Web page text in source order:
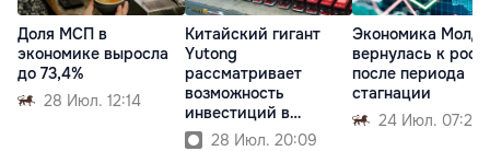
Доля МСП в
экономике выросла
до 73,4%
28 Июл. 12:14
Китайский гигант
Yutong
рассматривает
возможность
инвестиций в
Республику Молдова
28 Июл. 20:09
Экономика
вернулась к
после периода
стагнации
24 Июл. 07:27